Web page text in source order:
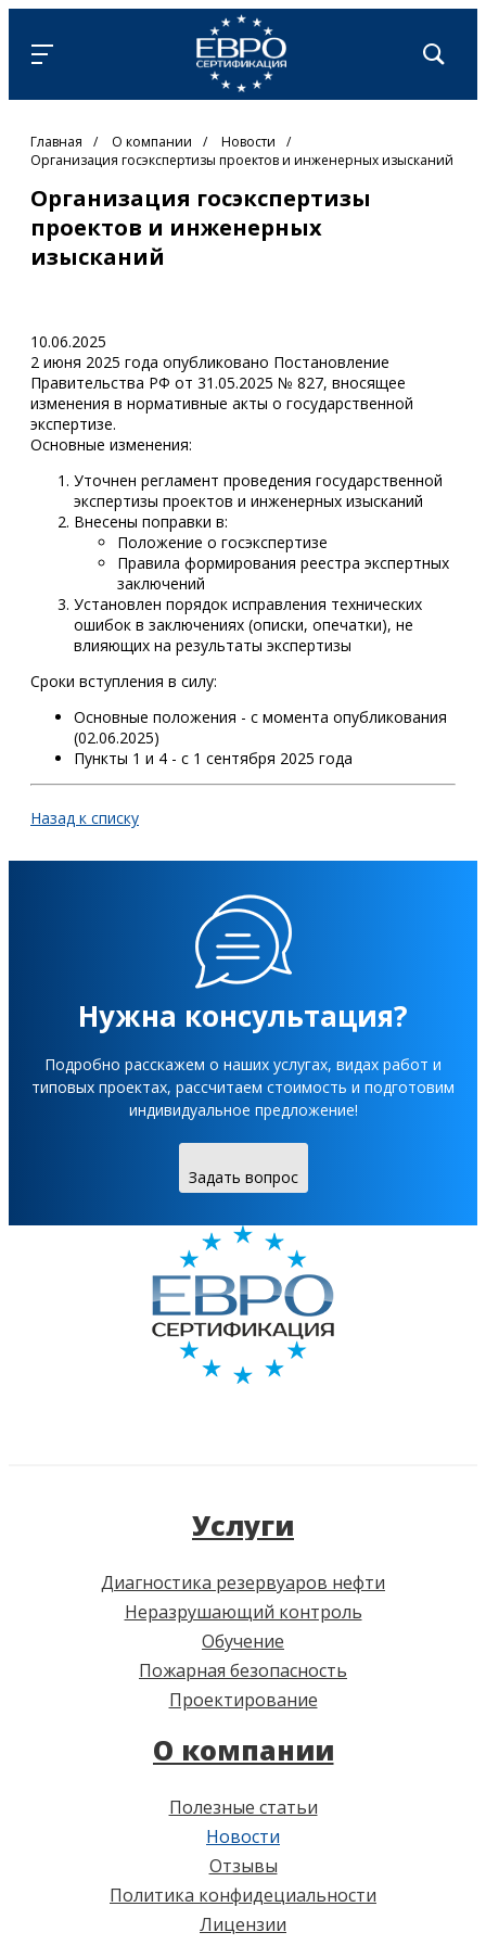
Главная / О компании / Новости
/
Организация госэкспертизы проектов и инженерных изысканий
Организация госэкспертизы
проектов и инженерных
изысканий
10.06.2025
2 июня 2025 года опубликовано Постановление
Правительства РФ от 31.05.2025 № 827, вносящее
изменения в нормативные акты о государственной
экспертизе.
Основные изменения:
Уточнен регламент проведения государственной
экспертизы проектов и инженерных изысканий
Внесены поправки в:
Положение о госэкспертизе
Правила формирования реестра экспертных
заключений
Установлен порядок исправления технических
ошибок в заключениях (описки, опечатки), не
влияющих на результаты экспертизы
Сроки вступления в силу:
Основные положения - с момента опубликования
(02.06.2025)
Пункты 1 и 4 - с 1 сентября 2025 года
Назад к списку
Нужна консультация?
Подробно расскажем о наших услугах, видах работ и
типовых проектах, рассчитаем стоимость и подготовим
индивидуальное предложение!
Задать вопрос
Услуги
Диагностика резервуаров нефти
Неразрушающий контроль
Обучение
Пожарная безопасность
Проектирование
О компании
Полезные статьи
Новости
Отзывы
Политика конфидециальности
Лицензии